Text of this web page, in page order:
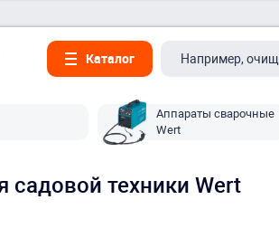
Каталог
Аппараты сварочные
Wert
садовой техники Wert